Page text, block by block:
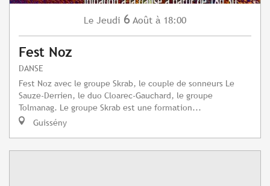
Le Jeudi 6 Août à 18:00
Fest Noz
DANSE
Fest Noz avec le groupe Skrab, le couple de sonneurs Le
Sauze-Derrien, le duo Cloarec-Gauchard, le groupe
Tolmanag. Le groupe Skrab est une formation...
Guissény